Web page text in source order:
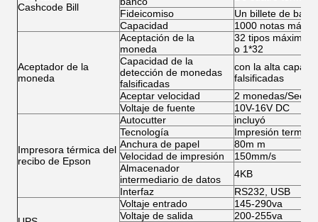
Cashcode Bill
Fideicomiso
Un billete de
Capacidad
1000 notas
Aceptador de la
moneda
Aceptación de la
moneda
32 tipos máximos
o 1*32
Capacidad de la
detección de monedas
falsificadas
con la alta
falsificadas
Aceptar velocidad
2 monedas/Sec
Voltaje de fuente
10V-16V DC
Impresora térmica del
recibo de Epson
Autocutter
incluyó
Tecnología
Impresión termal
Anchura de papel
80m m
Velocidad de impresión
150mm/s
Almacenador
intermediario de datos
4KB
Interfaz
RS232, USB
Voltaje entrado
145-290va
Voltaje de salida
200-255va